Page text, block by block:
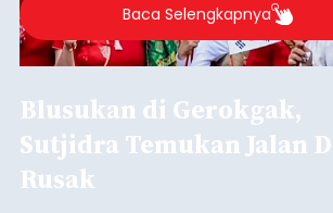
Baca Selengkapnya
Blusukan di Gerokgak,
Sutjidra Temukan Jalan
Rusak